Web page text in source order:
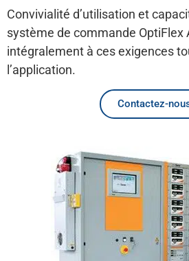
Convivialité d’utilisation et
système de commande OptiFlex
intégralement à ces exigences
l’application.
Contactez-